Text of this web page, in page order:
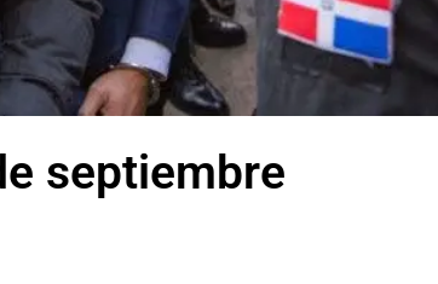
septiembre